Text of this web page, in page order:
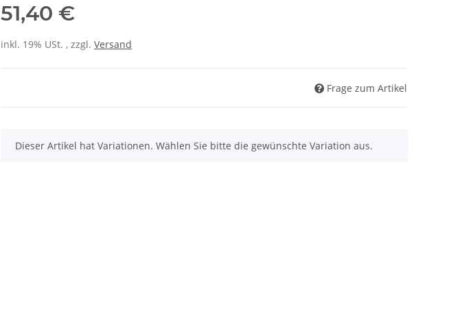
51,40 €
inkl. 19% USt. , zzgl. Versand
Frage zum Artikel
x
Dieser Artikel hat Variationen. Wählen Sie bitte die gewünschte Variation aus.